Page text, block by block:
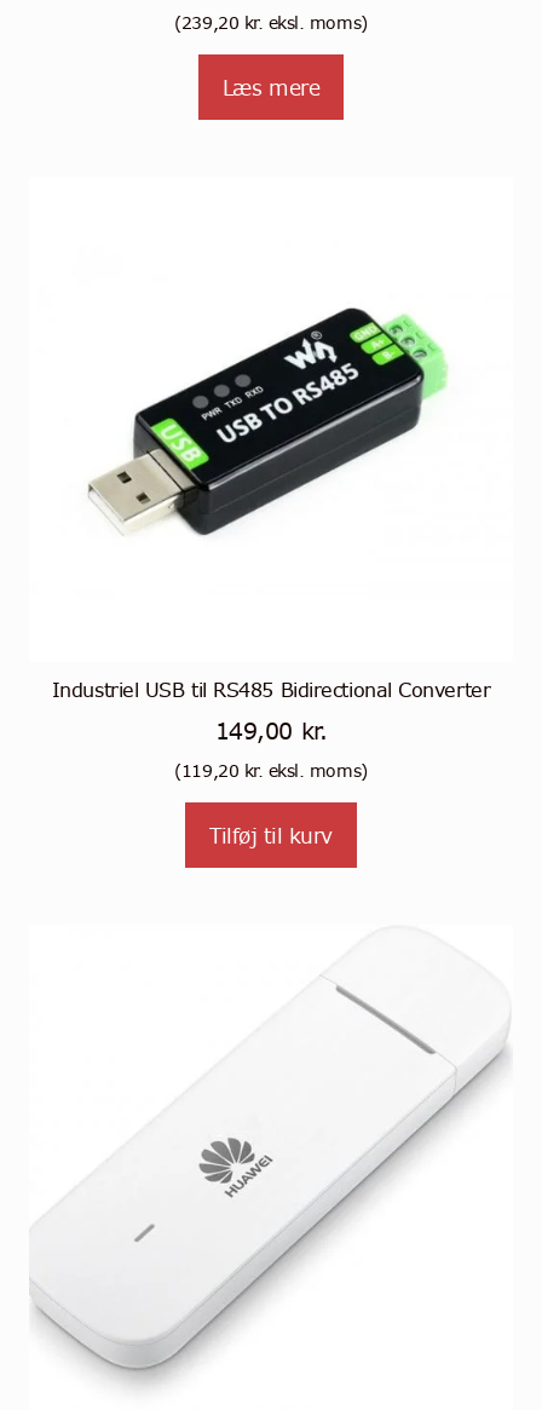
(239,20 kr. eksl. moms)
Læs mere
Industriel USB til RS485 Bidirectional Converter
149,00 kr.
(119,20 kr. eksl. moms)
Tilføj til kurv